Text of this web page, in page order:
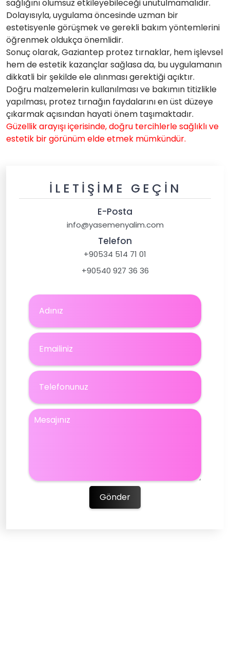
sağlığını olumsuz etkileyebileceği unutulmamalıdır.
Dolayısıyla, uygulama öncesinde uzman bir
estetisyenle görüşmek ve gerekli bakım yöntemlerini
öğrenmek oldukça önemlidir.
Sonuç olarak, Gaziantep protez tırnaklar, hem işlevsel
hem de estetik kazançlar sağlasa da, bu uygulamanın
dikkatli bir şekilde ele alınması gerektiği açıktır.
Doğru malzemelerin kullanılması ve bakımın titizlikle
yapılması, protez tırnağın faydalarını en üst düzeye
çıkarmak açısından hayati önem taşımaktadır.
Güzellik arayışı içerisinde, doğru tercihlerle sağlıklı ve
estetik bir görünüm elde etmek mümkündür.
İLETIŞIME GEÇIN
E-Posta
info@yasemenyalim.com
Telefon
+90534 514 71 01
+90540 927 36 36